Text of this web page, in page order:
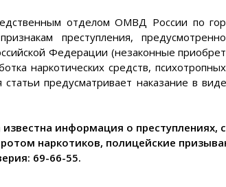
отделом ОМВД России по
преступления,
Федерации (незаконные
наркотических средств,
статьи предусматривает наказание в
известна информация о преступлениях,
наркотиков, полицейские
69-66-55.